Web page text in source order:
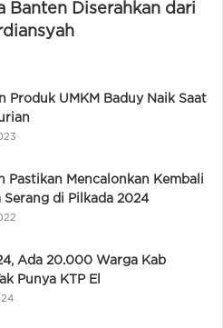
Banten Diserahkan dari
Produk UMKM Baduy Naik Saat
Pastikan Mencalonkan Kembali
Serang di Pilkada 2024
Ada 20.000 Warga Kab
Punya KTP El